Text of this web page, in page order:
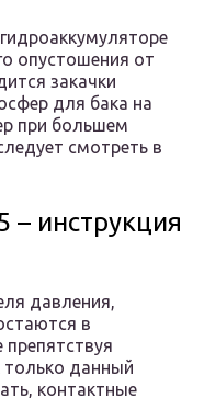
опустошения от
закачки
для бака на
при большем
смотреть в
инструкция
давления,
в
данный
контактные